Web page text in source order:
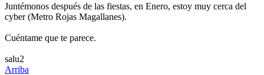
Juntémonos después de las fiestas, en Enero, estoy muy cerca del
cyber (Metro Rojas Magallanes).
Cuéntame que te parece.
salu2
Arriba